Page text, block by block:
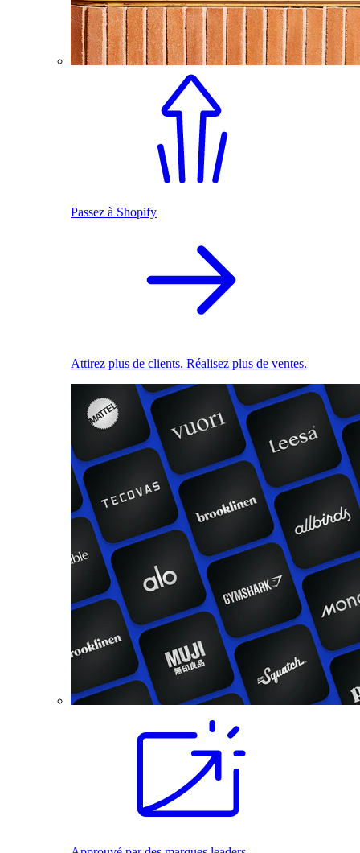
Passez à Shopify
Attirez plus de clients. Réalisez plus de ventes.